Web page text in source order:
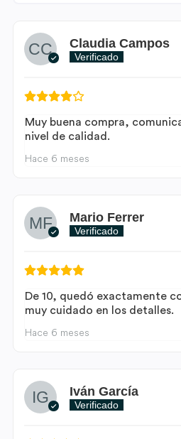
Claudia Campos
Verificado
Muy buena compra,
nivel de calidad.
Hace 6 meses
Mario Ferrer
Verificado
De 10, quedó exactamente
muy cuidado en los detalles.
Hace 6 meses
Iván García
Verificado